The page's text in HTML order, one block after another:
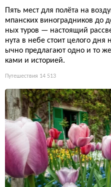
Пять мест для полёта на
мпанских виноградников до
ных туров — настоящий
нута в небе стоит целого дня
ычно предлагают одно и то
ками и историей.
Путешествия 14 513